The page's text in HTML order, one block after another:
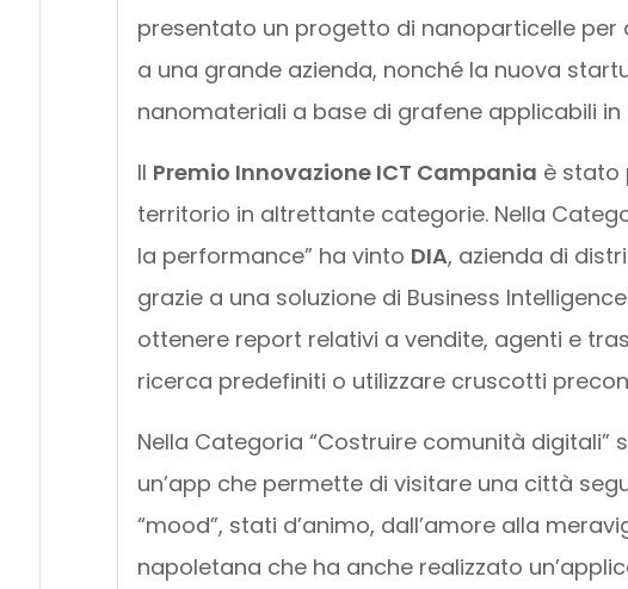
presentato un progetto di nanoparticelle
a una grande azienda, nonché la nuova
nanomateriali a base di grafene applicabili
Il Premio Innovazione ICT Campania è stato
territorio in altrettante categorie. Nella
la performance” ha vinto DIA, azienda di
grazie a una soluzione di Business
ottenere report relativi a vendite, agenti e
ricerca predefiniti o utilizzare cruscotti
Nella Categoria “Costruire comunità digitali”
un’app che permette di visitare una città
“mood”, stati d’animo, dall’amore alla
napoletana che ha anche realizzato